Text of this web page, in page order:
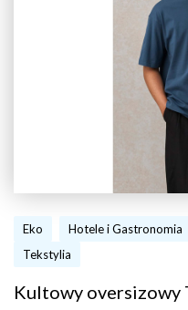
Eko Hotele i Gastronomia
Tekstylia
Kultowy oversizowy